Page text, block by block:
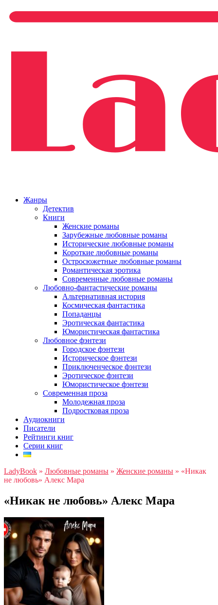
Жанры
Детектив
Книги
Женские романы
Зарубежные любовные романы
Исторические любовные романы
Короткие любовные романы
Остросюжетные любовные романы
Романтическая эротика
Современные любовные романы
Любовно-фантастические романы
Альтернативная история
Космическая фантастика
Попаданцы
Эротическая фантастика
Юмористическая фантастика
Любовное фэнтези
Городское фэнтези
Историческое фэнтези
Приключенческое фэнтези
Эротическое фэнтези
Юмористическое фэнтези
Современная проза
Молодежная проза
Подростковая проза
Аудиокниги
Писатели
Рейтинги книг
Серии книг
LadyBook » Любовные романы » Женские романы » «Никак
не любовь» Алекс Мара
«Никак не любовь» Алекс Мара